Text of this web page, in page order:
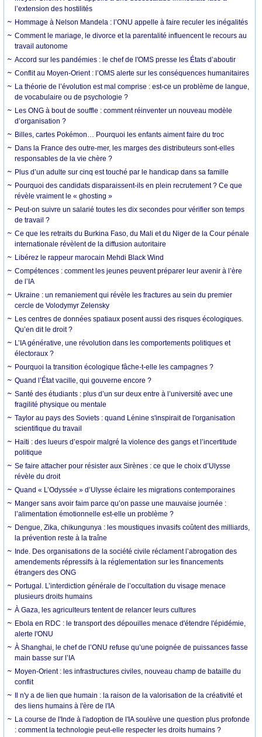
l’extension des hostilités
Hommage à Nelson Mandela : l’ONU appelle à faire reculer les inégalités
Comment le mariage, le divorce et la parentalité influencent le recours au
travail autonome
Accord sur les pandémies : le chef de l'OMS presse les États d’aboutir
Conflit au Moyen-Orient : l’OMS alerte sur les conséquences humanitaires
La théorie de l’évolution est mal comprise : est-ce un problème de langue,
de vocabulaire ou de psychologie ?
Les ONG à bout de souffle : comment réinventer un nouveau modèle
d’organisation ?
Billes, cartes Pokémon… Pourquoi les enfants aiment faire du troc
Dans la France des outre-mer, les marges des distributeurs sont-elles
responsables de la vie chère ?
Plus d’un adulte sur cinq est touché par le handicap dans sa famille
Pourquoi des candidats disparaissent-ils en plein recrutement ? Ce que
révèle vraiment le « ghosting »
Peut-on suivre un salarié toutes les dix secondes pour vérifier son temps
de travail ?
Ce que les retraits du Burkina Faso, du Mali et du Niger de la Cour pénale
internationale révèlent de la diffusion autoritaire
Libérez le rappeur marocain Mehdi Black Wind
Compétences : comment les jeunes peuvent préparer leur avenir à l’ère
de l’IA
Ukraine : un remaniement qui révèle les fractures au sein du premier
cercle de Volodymyr Zelensky
Les centres de données spatiaux posent aussi des risques écologiques.
Qu’en dit le droit ?
L’IA générative, une révolution dans les comportements politiques et
électoraux ?
Pourquoi la transition écologique fâche-t-elle les campagnes ?
Quand l’État vacille, qui gouverne encore ?
Santé des étudiants : plus d’un sur deux entre à l’université avec une
fragilité physique ou mentale
Taylor au pays des Soviets : quand Lénine s'inspirait de l'organisation
scientifique du travail
Haïti : des lueurs d’espoir malgré la violence des gangs et l’incertitude
politique
Se faire attacher pour résister aux Sirènes : ce que le choix d’Ulysse
révèle du droit
Quand « L’Odyssée » d’Ulysse éclaire les migrations contemporaines
Manger sans avoir faim parce qu’on passe une mauvaise journée :
l’alimentation émotionnelle est-elle un problème ?
Dengue, Zika, chikungunya : les moustiques invasifs coûtent des milliards,
la prévention reste à la traîne
Inde. Des organisations de la société civile réclament l’abrogation des
amendements répressifs à la réglementation sur les financements
étrangers des ONG
Portugal. L’interdiction générale de l’occultation du visage menace
plusieurs droits humains
À Gaza, les agriculteurs tentent de relancer leurs cultures
Ebola en RDC : le transport des dépouilles menace d'étendre l'épidémie,
alerte l'ONU
À Shanghai, le chef de l’ONU refuse qu’une poignée de puissances fasse
main basse sur l’IA
Moyen-Orient : les infrastructures civiles, nouveau champ de bataille du
conflit
Il n'y a de lien que humain : la raison de la valorisation de la créativité et
des liens humains à l'ère de l'IA
La course de l'Inde à l'adoption de l'IA soulève une question plus profonde
: comment la technologie peut-elle respecter les droits humains ?